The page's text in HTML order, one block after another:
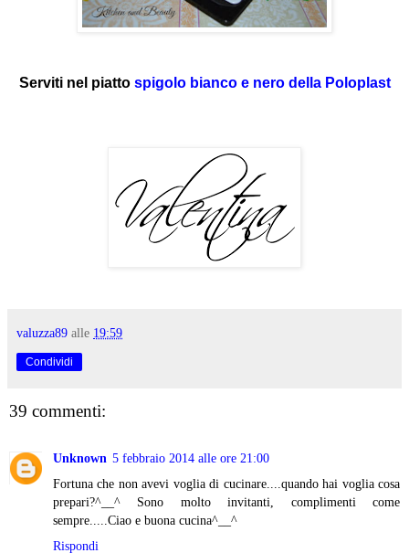
Serviti nel piatto spigolo bianco e nero della Poloplast
valuzza89 alle 19:59
Condividi
39 commenti:
Unknown 5 febbraio 2014 alle ore 21:00
Fortuna che non avevi voglia di cucinare....quando hai voglia cosa
prepari?^__^ Sono molto invitanti, complimenti come
sempre.....Ciao e buona cucina^__^
Rispondi